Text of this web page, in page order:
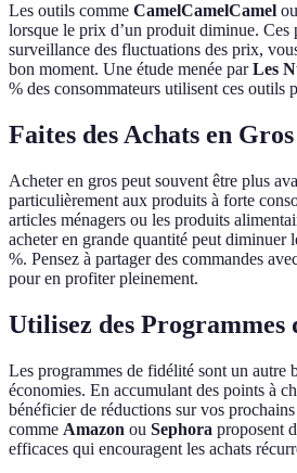
Les outils comme CamelCamelCamel ou
lorsque le prix d’un produit diminue. Ces
surveillance des fluctuations des prix,
bon moment. Une étude menée parLes
% des consommateurs utilisent ces outils
Faites des Achats en Gros
Acheter en gros peut souvent être plus
particulièrement aux produits à forte
articles ménagers ou les produits
acheter en grande quantité peut diminuer
%. Pensez à partager des commandes
pour en profiter pleinement.
Utilisez des Programmes
Les programmes de fidélité sont un autre
économies. En accumulant des points à
bénéficier de réductions sur vos
comme Amazon ou Sephora proposent
efficaces qui encouragent les achats